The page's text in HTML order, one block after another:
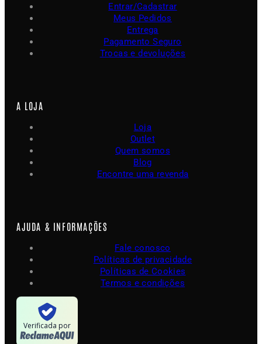
Entrar/Cadastrar
Meus Pedidos
Entrega
Pagamento Seguro
Trocas e devoluções
A LOJA
Loja
Outlet
Quem somos
Blog
Encontre uma revenda
AJUDA & INFORMAÇÕES
Fale conosco
Políticas de privacidade
Políticas de Cookies
Termos e condições
Verificada por